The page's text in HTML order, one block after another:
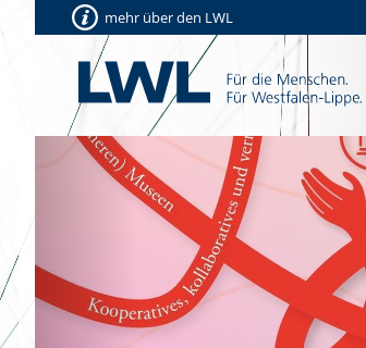
mehr über den LWL
Vorherige